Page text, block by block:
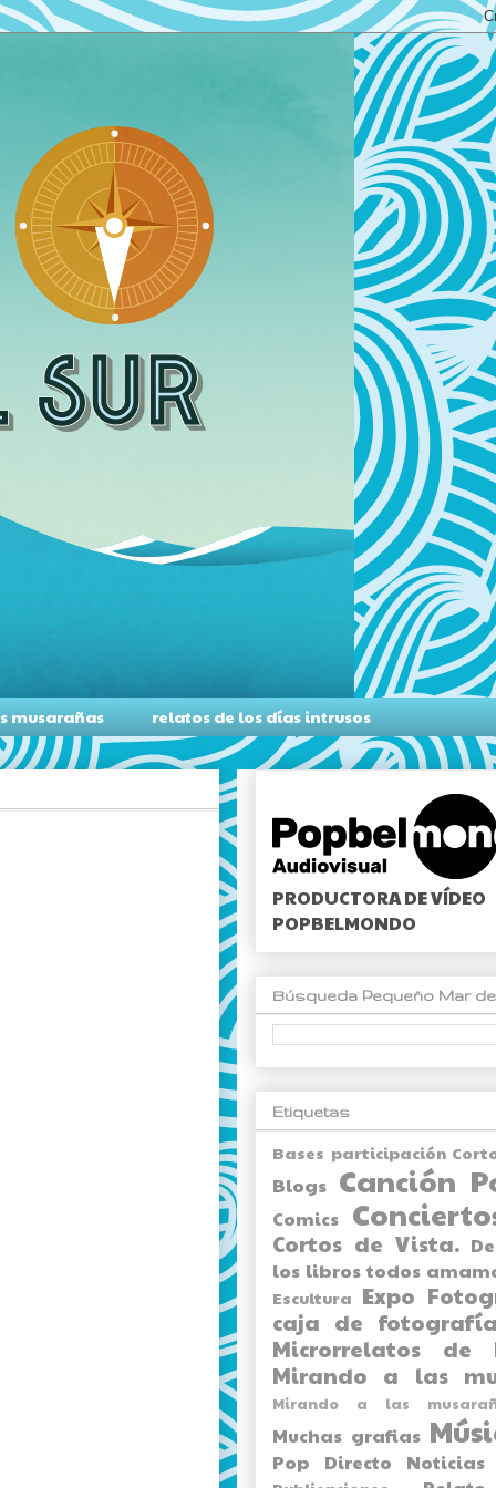
musarañas relatos de los días intrusos
PRODUCTORA DE VÍDEO
POPBELMONDO
Búsqueda Pequeño Mar
Etiquetas
Bases participación
Blogs Canción
Comics
Cortos de Vista.
los libros todos
Escultura Expo
caja de
Microrrelatos de
Mirando a las
Mirando a las
Muchas grafias
Pop Directo Noticias